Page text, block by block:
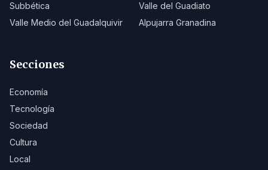
Subbética
Valle del Guadiato
Valle Medio del Guadalquivir
Alpujarra Granadina
Secciones
Economía
Tecnología
Sociedad
Cultura
Local